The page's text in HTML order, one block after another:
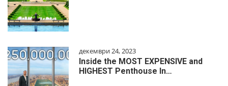
декември 24, 2023
Inside the MOST EXPENSIVE and
HIGHEST Penthouse In…